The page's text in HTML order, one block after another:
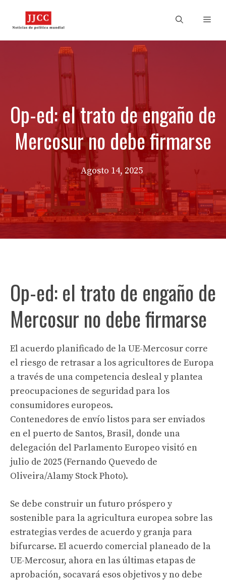
Op-ed: el trato de engaño de
Mercosur no debe firmarse
Agosto 14, 2025
Op-ed: el trato de engaño de
Mercosur no debe firmarse
El acuerdo planificado de la UE-Mercosur corre
el riesgo de retrasar a los agricultores de Europa
a través de una competencia desleal y plantea
preocupaciones de seguridad para los
consumidores europeos.
Contenedores de envío listos para ser enviados
en el puerto de Santos, Brasil, donde una
delegación del Parlamento Europeo visitó en
julio de 2025 (Fernando Quevedo de
Oliveira/Alamy Stock Photo).
Se debe construir un futuro próspero y
sostenible para la agricultura europea sobre las
estrategias verdes de acuerdo y granja para
bifurcarse. El acuerdo comercial planeado de la
UE-Mercosur, ahora en las últimas etapas de
aprobación, socavará esos objetivos y no debe